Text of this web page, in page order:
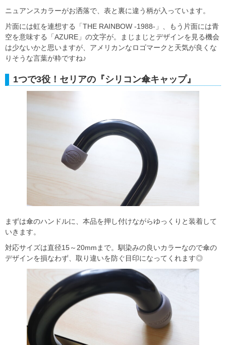
ニュアンスカラーがお洒落で、表と裏に違う柄が入っています。
片面には虹を連想する「THE RAINBOW ‐1988‐」、もう片面には青
空を意味する「AZURE」の文字が。まじまじとデザインを見る機会
は少ないかと思いますが、アメリカンなロゴマークと天気が良くな
りそうな言葉が粋ですね♪
1つで3役！セリアの『シリコン傘キャップ』
まずは傘のハンドルに、本品を押し付けながらゆっくりと装着して
いきます。
対応サイズは直径15～20mmまで。馴染みの良いカラーなので傘の
デザインを損なわず、取り違いを防ぐ目印になってくれます◎